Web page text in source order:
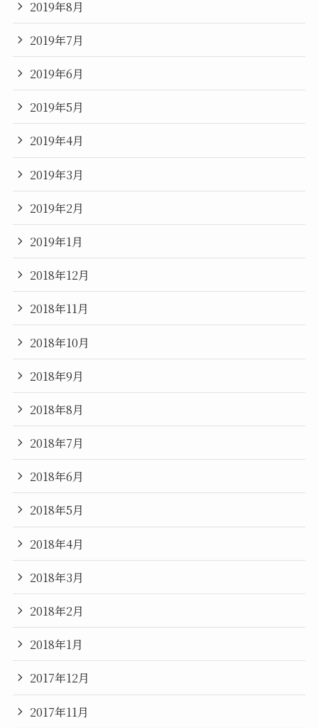
2019年8月
2019年7月
2019年6月
2019年5月
2019年4月
2019年3月
2019年2月
2019年1月
2018年12月
2018年11月
2018年10月
2018年9月
2018年8月
2018年7月
2018年6月
2018年5月
2018年4月
2018年3月
2018年2月
2018年1月
2017年12月
2017年11月